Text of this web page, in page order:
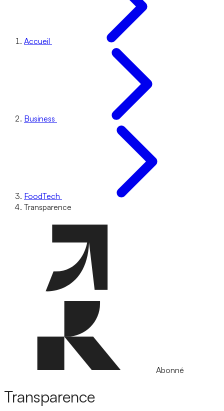
Accueil
Business
FoodTech
Transparence
Abonné
Transparence